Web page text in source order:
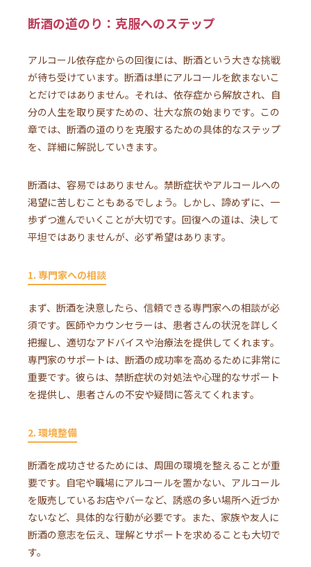
断酒の道のり：克服へのステップ
アルコール依存症からの回復には、断酒という大きな挑戦
が待ち受けています。断酒は単にアルコールを飲まないこ
とだけではありません。それは、依存症から解放され、自
分の人生を取り戻すための、壮大な旅の始まりです。この
章では、断酒の道のりを克服するための具体的なステップ
を、詳細に解説していきます。
断酒は、容易ではありません。禁断症状やアルコールへの
渇望に苦しむこともあるでしょう。しかし、諦めずに、一
歩ずつ進んでいくことが大切です。回復への道は、決して
平坦ではありませんが、必ず希望はあります。
1. 専門家への相談
まず、断酒を決意したら、信頼できる専門家への相談が必
須です。医師やカウンセラーは、患者さんの状況を詳しく
把握し、適切なアドバイスや治療法を提供してくれます。
専門家のサポートは、断酒の成功率を高めるために非常に
重要です。彼らは、禁断症状の対処法や心理的なサポート
を提供し、患者さんの不安や疑問に答えてくれます。
2. 環境整備
断酒を成功させるためには、周囲の環境を整えることが重
要です。自宅や職場にアルコールを置かない、アルコール
を販売しているお店やバーなど、誘惑の多い場所へ近づか
ないなど、具体的な行動が必要です。また、家族や友人に
断酒の意志を伝え、理解とサポートを求めることも大切で
す。